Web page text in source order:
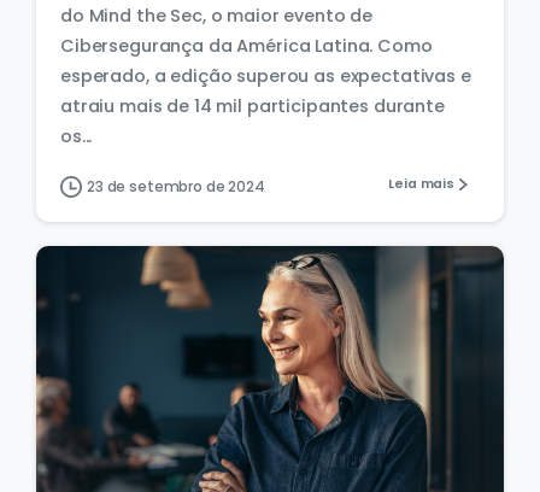
do Mind the Sec, o maior evento de
Cibersegurança da América Latina. Como
esperado, a edição superou as expectativas e
atraiu mais de 14 mil participantes durante
os...
23 de setembro de 2024 Leia mais